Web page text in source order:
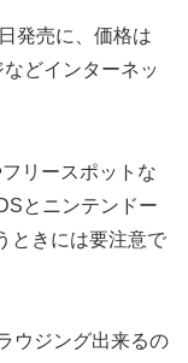
発売に、価格は
どインターネッ
リースポットな
とニンテンドー
ときには要注意で
ウジング出来るの